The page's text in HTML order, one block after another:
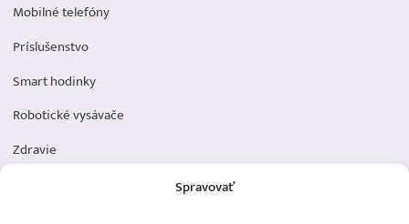
Spravovať
Mobilné telefóny
Príslušenstvo
Smart hodinky
Robotické vysávače
Zdravie